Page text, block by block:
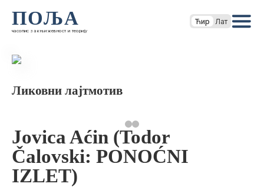
ПОЉА
часопис за књижевност и теорију
Ћир Лат
Ликовни лајтмотив
Jovica Aćin (Todor
Čalovski: PONOĆNI
IZLET)